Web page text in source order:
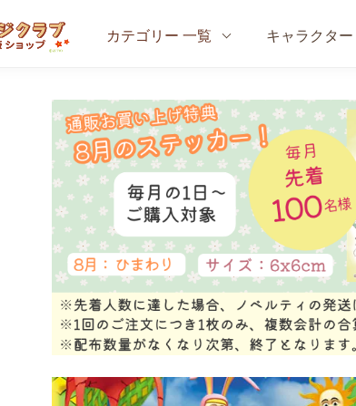
カテゴリー 一覧 キャラクター